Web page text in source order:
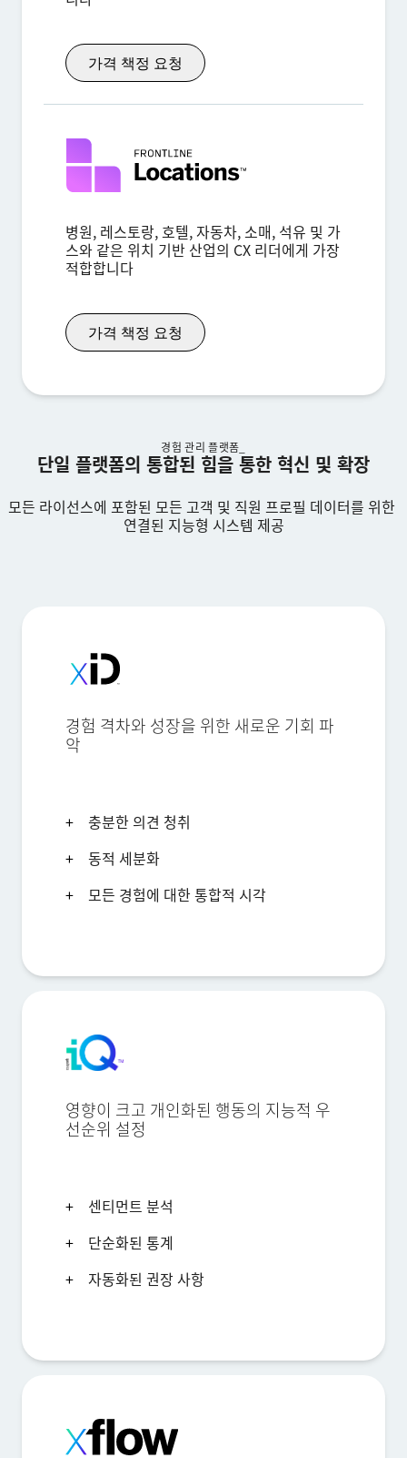
가격 책정 요청
병원, 레스토랑, 호텔, 자동차, 소매, 석유 및 가
스와 같은 위치 기반 산업의 CX 리더에게 가장
적합합니다
가격 책정 요청
경험 관리 플랫폼_
단일 플랫폼의 통합된 힘을 통한 혁신 및 확장
모든 라이선스에 포함된 모든 고객 및 직원 프로필 데이터를 위한
연결된 지능형 시스템 제공
경험 격차와 성장을 위한 새로운 기회 파
악
충분한 의견 청취
동적 세분화
모든 경험에 대한 통합적 시각
영향이 크고 개인화된 행동의 지능적 우
선순위 설정
센티먼트 분석
단순화된 통계
자동화된 권장 사항